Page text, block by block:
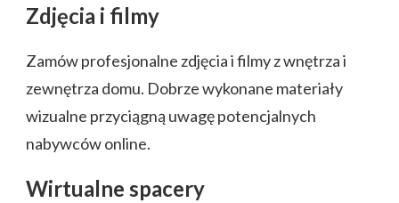
Zdjęcia i filmy
Zamów profesjonalne zdjęcia i filmy z wnętrza i
zewnętrza domu. Dobrze wykonane materiały
wizualne przyciągną uwagę potencjalnych
nabywców online.
Wirtualne spacery